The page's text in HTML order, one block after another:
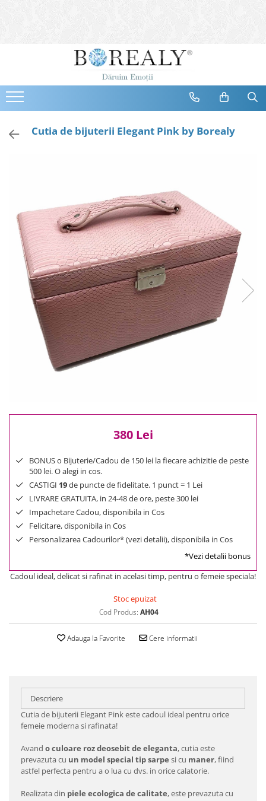
Bijuterii
Cercei
Bratari
Coliere
Bijuterii Femei
Bijuterii Copii
Bijuterii Mirese
Selectii
Reduceri
Cele mai noi
Cele mai vandute
Cele mai votate
Cu video
0 Lei - 100 Lei
300 Lei - 500 Lei
Cutia de bijuterii Elegant Pink by Borealy
380 Lei
BONUS o Bijuterie/Cadou de 150 lei la fiecare achizitie de peste
500 lei. O alegi in cos.
CASTIGI 19de puncte de fidelitate. 1 punct = 1 Lei
LIVRARE GRATUITA, in 24-48 de ore, peste 300 lei
Impachetare Cadou, disponibila in Cos
Felicitare, disponibila in Cos
Personalizarea Cadourilor* (vezi detalii), disponibila in Cos
*Vezi detalii bonus
Cadoul ideal, delicat si rafinat in acelasi timp, pentru o femeie speciala!
Stoc epuizat
Cod Produs: AH04
Adauga la Favorite Cere informatii
Descriere
Cutia de bijuterii Elegant Pink este cadoul ideal pentru orice
femeie moderna si rafinata!
Avand o culoare roz deosebit de eleganta, cutia este
prevazuta cu un model special tip sarpe si cu maner, fiind
astfel perfecta pentru a o lua cu dvs. in orice calatorie.
Realizata din piele ecologica de calitate, este prevazuta cu